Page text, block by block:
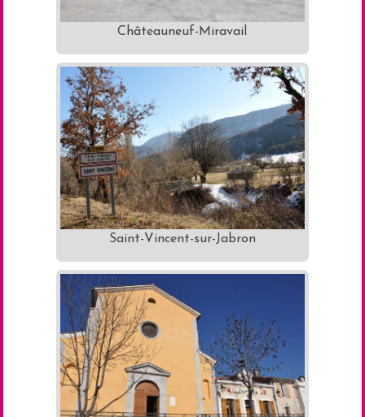
Châteauneuf-Miravail
Saint-Vincent-sur-Jabron